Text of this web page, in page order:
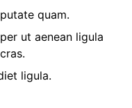
quam.
ut aenean ligula
ligula.